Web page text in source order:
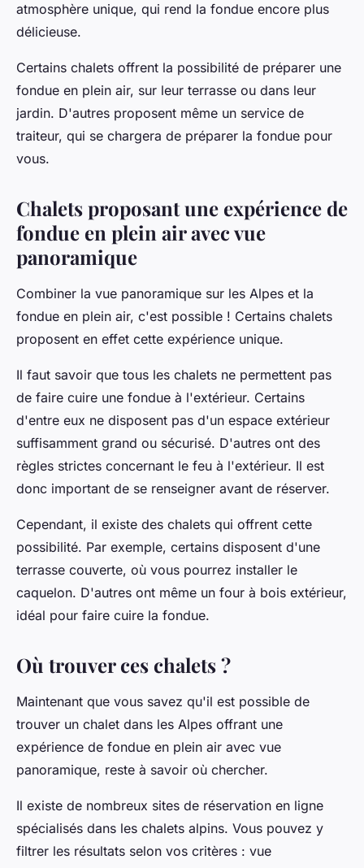
atmosphère unique, qui rend la fondue encore plus
délicieuse.
Certains chalets offrent la possibilité de préparer une
fondue en plein air, sur leur terrasse ou dans leur
jardin. D'autres proposent même un service de
traiteur, qui se chargera de préparer la fondue pour
vous.
Chalets proposant une expérience de
fondue en plein air avec vue
panoramique
Combiner la vue panoramique sur les Alpes et la
fondue en plein air, c'est possible ! Certains chalets
proposent en effet cette expérience unique.
Il faut savoir que tous les chalets ne permettent pas
de faire cuire une fondue à l'extérieur. Certains
d'entre eux ne disposent pas d'un espace extérieur
suffisamment grand ou sécurisé. D'autres ont des
règles strictes concernant le feu à l'extérieur. Il est
donc important de se renseigner avant de réserver.
Cependant, il existe des chalets qui offrent cette
possibilité. Par exemple, certains disposent d'une
terrasse couverte, où vous pourrez installer le
caquelon. D'autres ont même un four à bois extérieur,
idéal pour faire cuire la fondue.
Où trouver ces chalets ?
Maintenant que vous savez qu'il est possible de
trouver un chalet dans les Alpes offrant une
expérience de fondue en plein air avec vue
panoramique, reste à savoir où chercher.
Il existe de nombreux sites de réservation en ligne
spécialisés dans les chalets alpins. Vous pouvez y
filtrer les résultats selon vos critères : vue